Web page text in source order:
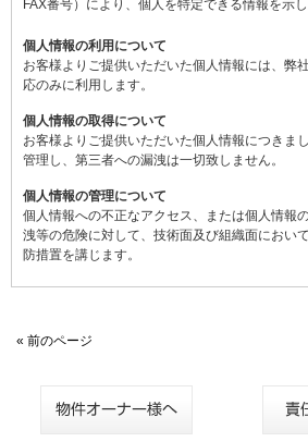
FAX番号）により、個人を特定できる情報を示し
個人情報の利用について
お客様よりご提供いただいた個人情報には、弊
応のみに利用します。
個人情報の取得について
お客様よりご提供いただいた個人情報につきま
管理し、第三者への漏洩は一切致しません。
個人情報の管理について
個人情報への不正なアクセス、または個人情報
洩等の危険に対して、技術面及び組織面におい
防措置を講じます。
« 前のページ